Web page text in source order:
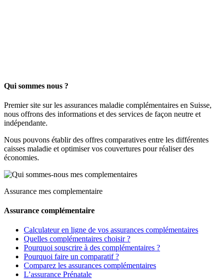
Qui sommes nous ?
Premier site sur les assurances maladie complémentaires en Suisse,
nous offrons des informations et des services de façon neutre et
indépendante.
Nous pouvons établir des offres comparatives entre les différentes
caisses maladie et optimiser vos couvertures pour réaliser des
économies.
Assurance mes complementaire
Assurance complémentaire
Calculateur en ligne de vos assurances complémentaires
Quelles complémentaires choisir ?
Pourquoi souscrire à des complémentaires ?
Pourquoi faire un comparatif ?
Comparez les assurances complémentaires
L’assurance Prénatale